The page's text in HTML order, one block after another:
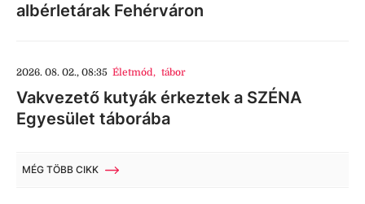
albérletárak Fehérváron
2026. 08. 02., 08:35 Életmód, tábor
Vakvezető kutyák érkeztek a SZÉNA
Egyesület táborába
MÉG TÖBB CIKK